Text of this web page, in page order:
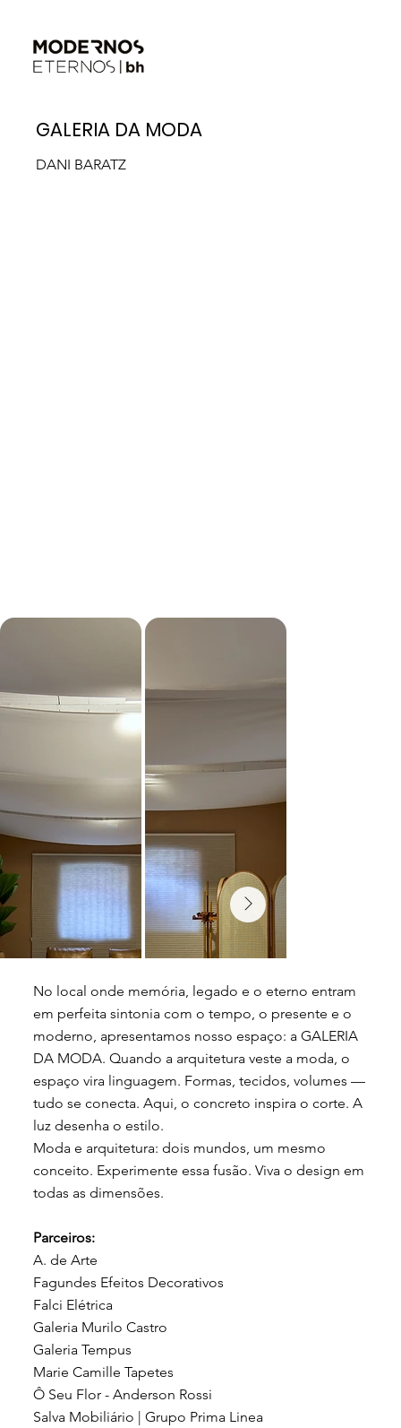
GALERIA DA MODA
DANI BARATZ
No local onde memória, legado e o eterno entram
em perfeita sintonia com o tempo, o presente e o
moderno, apresentamos nosso espaço: a GALERIA
DA MODA. Quando a arquitetura veste a moda, o
espaço vira linguagem. Formas, tecidos, volumes —
tudo se conecta. Aqui, o concreto inspira o corte. A
luz desenha o estilo.
Moda e arquitetura: dois mundos, um mesmo
conceito. Experimente essa fusão. Viva o design em
todas as dimensões.
Parceiros:
A. de Arte
Fagundes Efeitos Decorativos
Falci Elétrica
Galeria Murilo Castro
Galeria Tempus
Marie Camille Tapetes
Ô Seu Flor - Anderson Rossi
Salva Mobiliário | Grupo Prima Linea